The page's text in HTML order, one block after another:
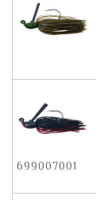
699007001